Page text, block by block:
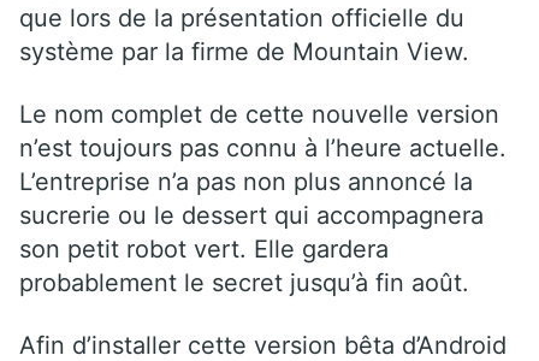
que lors de la présentation officielle du
système par la firme de Mountain View.
Le nom complet de cette nouvelle version
n’est toujours pas connu à l’heure actuelle.
L’entreprise n’a pas non plus annoncé la
sucrerie ou le dessert qui accompagnera
son petit robot vert. Elle gardera
probablement le secret jusqu’à fin août.
Afin d’installer cette version bêta d’Android